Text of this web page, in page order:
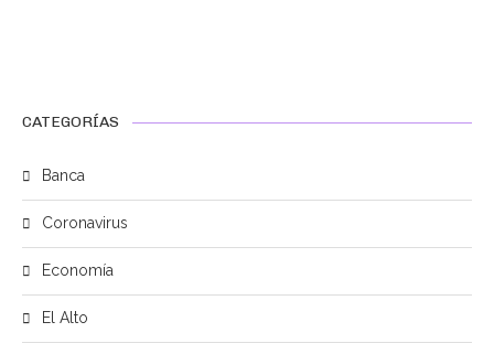
CATEGORÍAS
Banca
Coronavirus
Economía
El Alto